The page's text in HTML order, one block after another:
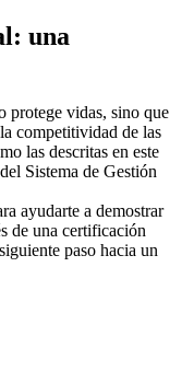
una
protege vidas, sino que
competitividad de las
las descritas en este
Sistema de Gestión
ayudarte a demostrar
de una certificación
paso hacia un